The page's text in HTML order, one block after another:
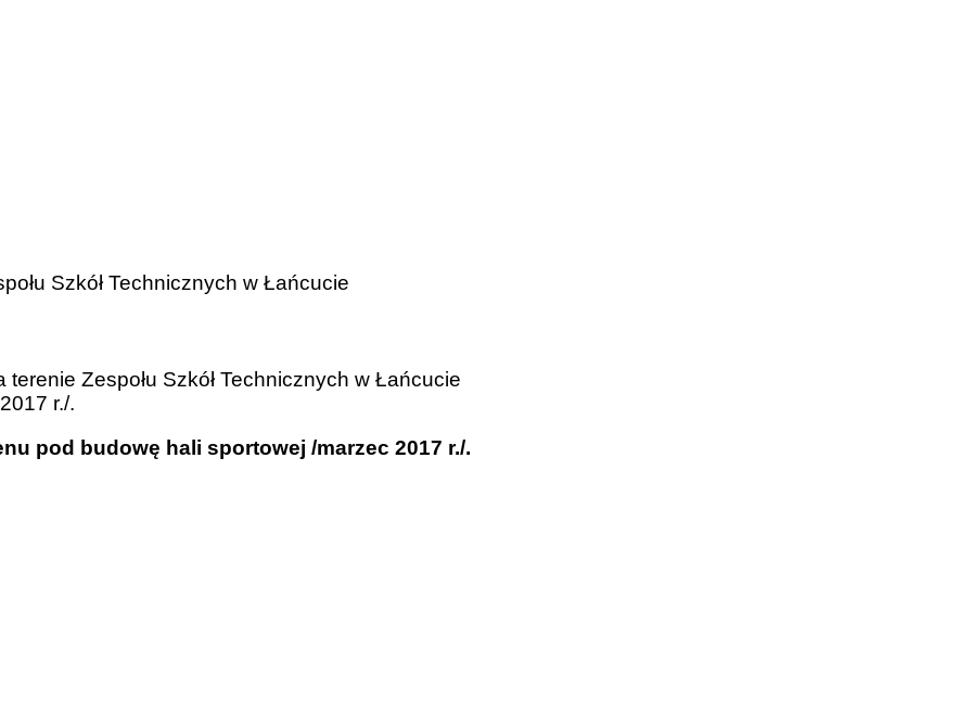
Szkół Technicznych w Łańcucie
Zespołu Szkół Technicznych w Łańcucie
r./.
pod budowę hali sportowej /marzec 2017 r./.